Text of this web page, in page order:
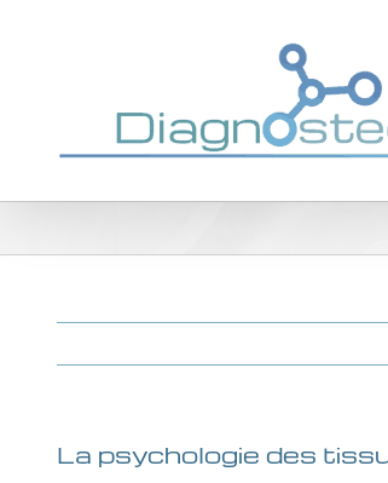
La psychologie des